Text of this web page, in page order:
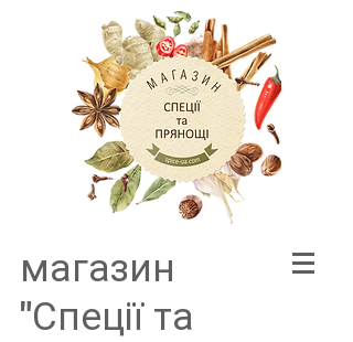
магазин
"Спеції та